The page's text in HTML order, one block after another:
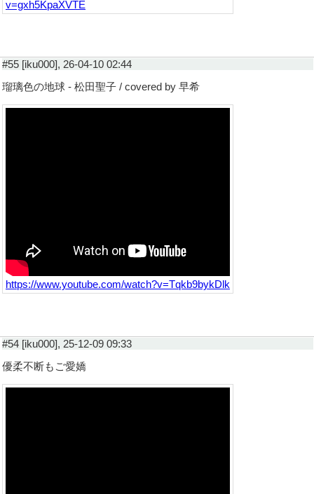
v=gxh5KpaXVTE
#55 [iku000], 26-04-10 02:44
瑠璃色の地球 - 松田聖子 / covered by 早希
https://www.youtube.com/watch?v=Tqkb9bykDlk
#54 [iku000], 25-12-09 09:33
優柔不断もご愛嬌